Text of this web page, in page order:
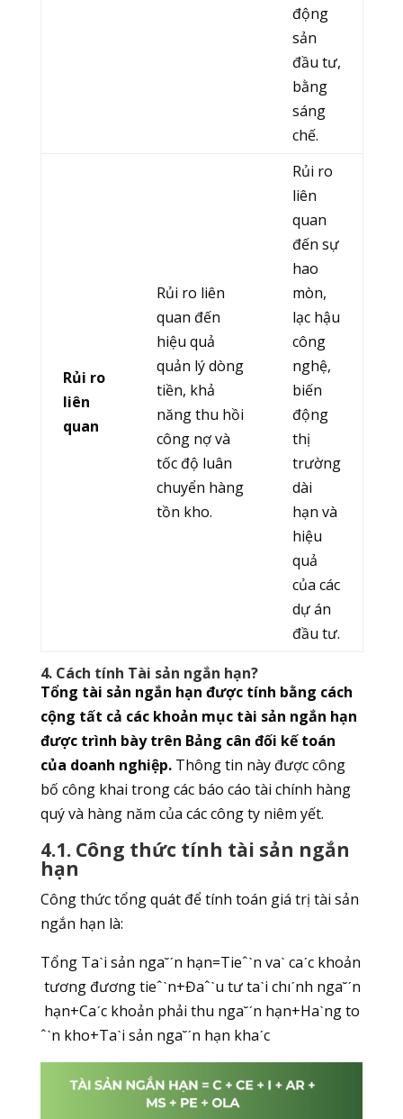
động
sản
đầu tư,
bằng
sáng
chế.
Rủi ro
liên
quan
Rủi ro liên
quan đến
hiệu quả
quản lý dòng
tiền, khả
năng thu hồi
công nợ và
tốc độ luân
chuyển hàng
tồn kho.
Rủi ro
liên
quan
đến sự
hao
mòn,
lạc hậu
công
nghệ,
biến
động
thị
trường
dài
hạn và
hiệu
quả
của các
dự án
đầu tư.
4. Cách tính Tài sản ngắn hạn?
Tổng tài sản ngắn hạn được tính bằng cách
cộng tất cả các khoản mục tài sản ngắn hạn
được trình bày trên Bảng cân đối kế toán
của doanh nghiệp.Thông tin này được công
bố công khai trong các báo cáo tài chính hàng
quý và hàng năm của các công ty niêm yết.
4.1. Công thức tính tài sản ngắn
hạn
Công thức tổng quát để tính toán giá trị tài sản
ngắn hạn là:
Tổng Taˋi sản nga˘ˊn hạn=Tieˆˋn vaˋ caˊc khoản
tương đương tieˆˋn+Đaˆˋu tư taˋi chıˊnh nga˘ˊn
hạn+Caˊc khoản phải thu nga˘ˊn hạn+Haˋng to
ˆˋn kho+Taˋi sản nga˘ˊn hạn khaˊc